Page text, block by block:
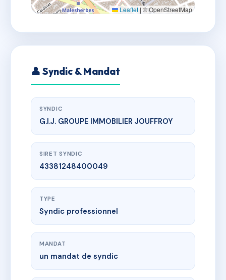
Leaflet | © OpenStreetMap
👤 Syndic & Mandat
SYNDIC
G.I.J. GROUPE IMMOBILIER JOUFFROY
SIRET SYNDIC
43381248400049
TYPE
Syndic professionnel
MANDAT
un mandat de syndic